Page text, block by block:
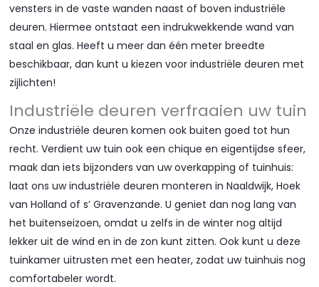
vensters in de vaste wanden naast of boven industriële
deuren. Hiermee ontstaat een indrukwekkende wand van
staal en glas. Heeft u meer dan één meter breedte
beschikbaar, dan kunt u kiezen voor industriële deuren met
zijlichten!
Industriële deuren verfraaien uw tuin
Onze industriële deuren komen ook buiten goed tot hun
recht. Verdient uw tuin ook een chique en eigentijdse sfeer,
maak dan iets bijzonders van uw overkapping of tuinhuis:
laat ons uw industriële deuren monteren in Naaldwijk, Hoek
van Holland of s’ Gravenzande. U geniet dan nog lang van
het buitenseizoen, omdat u zelfs in de winter nog altijd
lekker uit de wind en in de zon kunt zitten. Ook kunt u deze
tuinkamer uitrusten met een heater, zodat uw tuinhuis nog
comfortabeler wordt.